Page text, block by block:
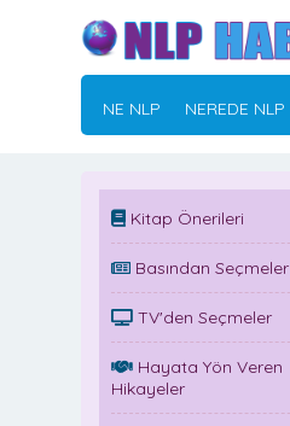
NE NLP NEREDE NLP
Kitap Önerileri
Basından Seçmeler
TV'den Seçmeler
Hayata Yön Veren
Hikayeler